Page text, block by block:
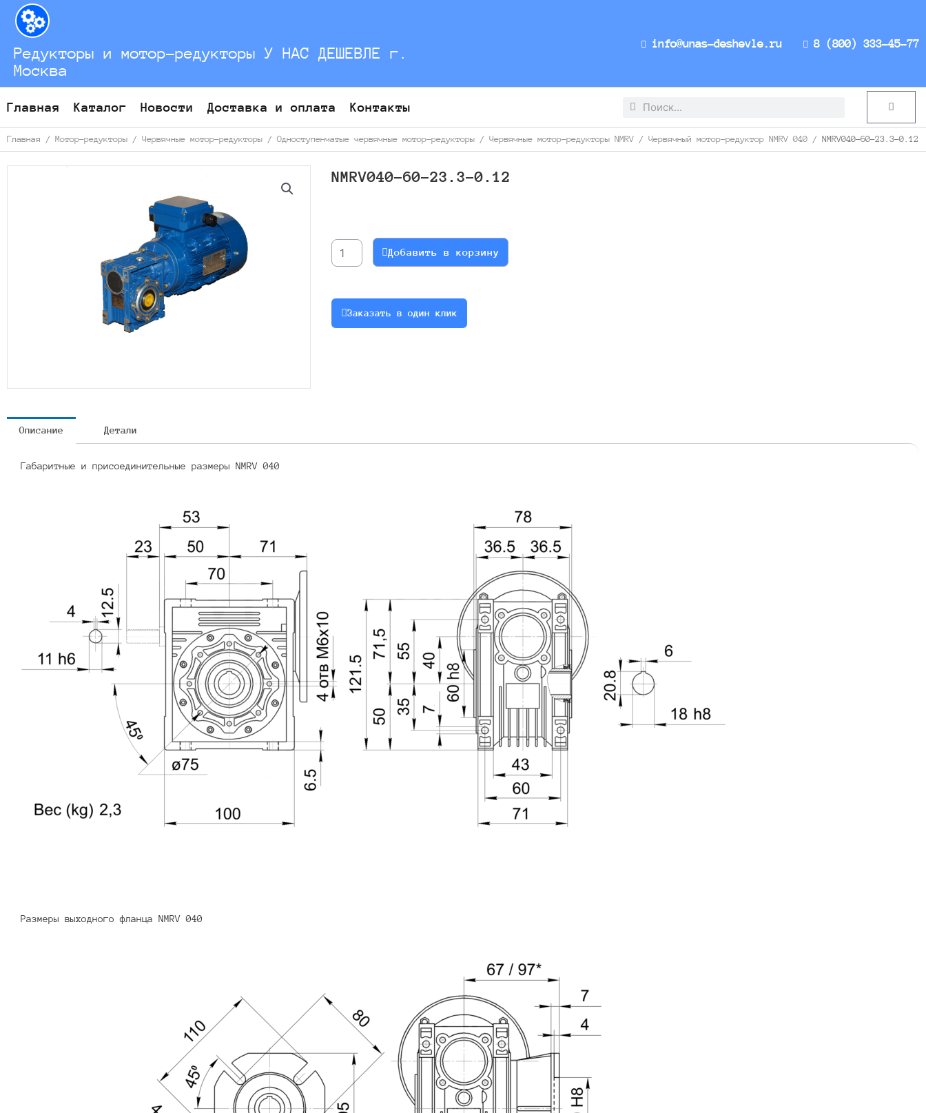
Перейти
содержимому
Редукторы и мотор-редукторы У НАС ДЕШЕВЛЕ г.
Москва
info@unas-deshevle.ru 8 (800) 333-45-77
Главная Каталог Новости Доставка и оплата Контакты Search
Search Cart
Главная / Мотор-редукторы / Червячные мотор-редукторы / Одноступенчатые червячные мотор-редукторы / Червячные мотор-редукторы NMRV / Червячный мотор-редуктор NMRV 040 / NMRV040-60-23.3-0.12
NMRV040-60-23.3-0.12
NMRV040-
60-
0.12
Добавить в корзину
Заказать в один клик
Описание Детали
Габаритные и присоединительные размеры NMRV 040
Размеры выходного фланца NMRV 040